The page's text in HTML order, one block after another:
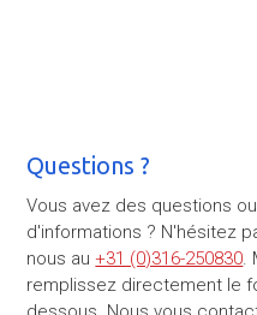
Questions ?
Vous avez des questions
d'informations ? N'hésitez
nous au +31 (0)316-250830.
remplissez directement le